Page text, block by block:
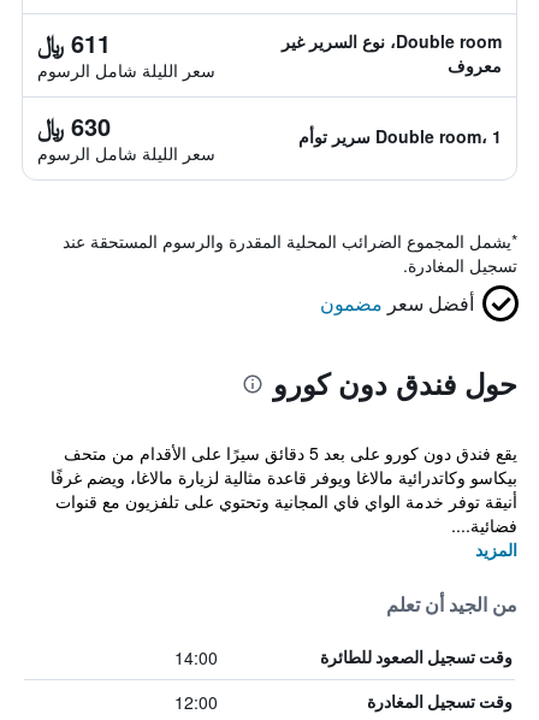
Double room، نوع السرير غير
معروف
611 ﷼
سعر الليلة شامل الرسوم
Double room، 1 سرير توأم 630 ﷼
سعر الليلة شامل الرسوم
*يشمل المجموع الضرائب المحلية المقدرة والرسوم المستحقة عند
تسجيل المغادرة.
أفضل سعر مضمون
حول فندق دون كورو
يقع فندق دون كورو على بعد 5 دقائق سيرًا على الأقدام من متحف
بيكاسو وكاتدرائية مالاغا ويوفر قاعدة مثالية لزيارة مالاغا، ويضم غرفًا
أنيقة توفر خدمة الواي فاي المجانية وتحتوي على تلفزيون مع قنوات
فضائية....
المزيد
من الجيد أن تعلم
وقت تسجيل الصعود للطائرة 14:00
وقت تسجيل المغادرة 12:00